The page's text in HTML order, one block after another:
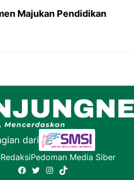
Majukan Pendidikan
dari
RedaksiPedoman Media Siber
Facebook
TwitterInstagram
TikTok